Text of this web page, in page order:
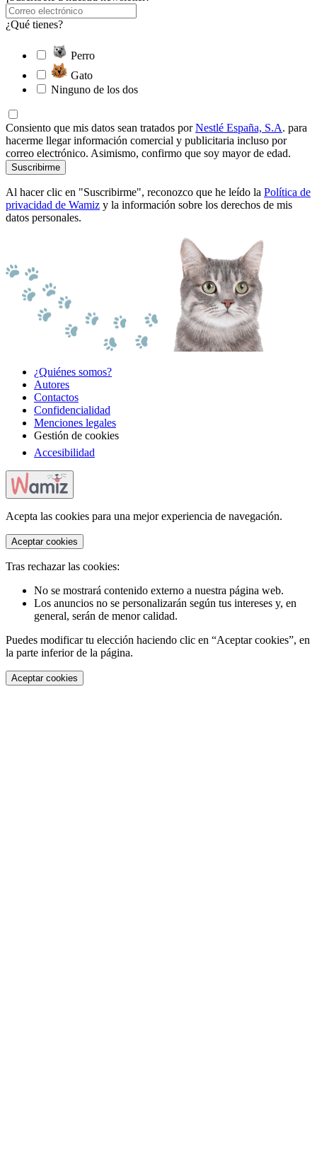
¿Qué tienes?
Perro
Gato
Ninguno de los dos
Consiento que mis datos sean tratados porNestlé España, S.A. para
hacerme llegar información comercial y publicitaria incluso por
correo electrónico. Asimismo, confirmo que soy mayor de edad.
Suscribirme
Al hacer clic en "Suscribirme", reconozco que he leído la Política de
privacidad de Wamiz y la información sobre los derechos de mis
datos personales.
¿Quiénes somos?
Autores
Contactos
Confidencialidad
Menciones legales
Gestión de cookies
Accesibilidad
Acepta las cookies para una mejor experiencia de navegación.
Aceptar cookies
Tras rechazar las cookies:
No se mostrará contenido externo a nuestra página web.
Los anuncios no se personalizarán según tus intereses y, en
general, serán de menor calidad.
Puedes modificar tu elección haciendo clic en “Aceptar cookies”, en
la parte inferior de la página.
Aceptar cookies